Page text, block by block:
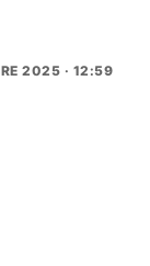
2025 · 12:59